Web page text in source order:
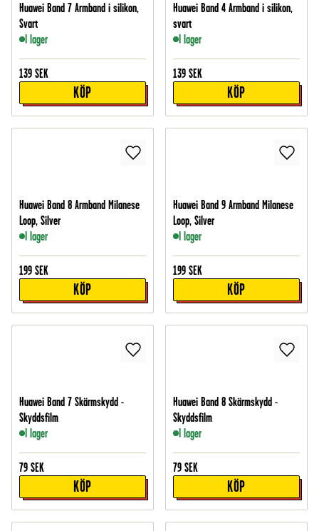
Huawei Band 7 Armband i silikon,
Svart
I lager
139 SEK
KÖP
Huawei Band 4 Armband i silikon,
svart
I lager
139 SEK
KÖP
Huawei Band 8 Armband Milanese
Loop, Silver
I lager
199 SEK
KÖP
Huawei Band 9 Armband Milanese
Loop, Silver
I lager
199 SEK
KÖP
Huawei Band 7 Skärmskydd -
Skyddsfilm
I lager
79 SEK
KÖP
Huawei Band 8 Skärmskydd -
Skyddsfilm
I lager
79 SEK
KÖP